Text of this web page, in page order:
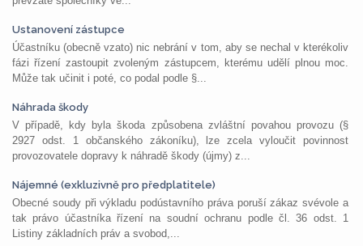
Ustanovení zástupce
Účastníku (obecně vzato) nic nebrání v tom, aby se nechal v kterékoliv
fázi řízení zastoupit zvoleným zástupcem, kterému udělí plnou moc.
Může tak učinit i poté, co podal podle §...
Náhrada škody
V případě, kdy byla škoda způsobena zvláštní povahou provozu (§
2927 odst. 1 občanského zákoníku), lze zcela vyloučit povinnost
provozovatele dopravy k náhradě škody (újmy) z...
Nájemné (exkluzivně pro předplatitele)
Obecné soudy při výkladu podústavního práva poruší zákaz svévole a
tak právo účastníka řízení na soudní ochranu podle čl. 36 odst. 1
Listiny základních práv a svobod,...